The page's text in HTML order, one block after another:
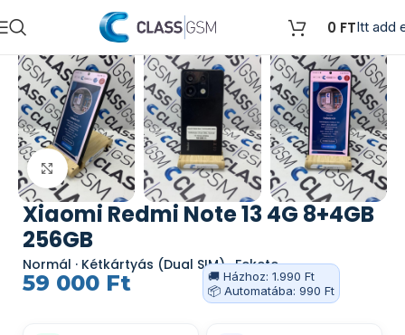
0 FTItt add
Kattints a nagyításhoz
Xiaomi Redmi Note 13 4G 8+4GB
256GB
Normál · Kétkártyás (Dual SIM) · Fekete
59 000 Ft
🚚 Házhoz: 1.990 Ft
📦 Automatába: 990 Ft